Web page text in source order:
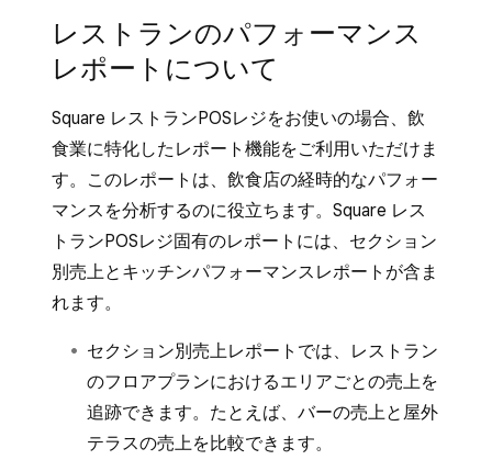
レストランのパフォーマンス
レポートについて
Square レストランPOSレジをお使いの場合、飲
食業に特化したレポート機能をご利用いただけま
す。このレポートは、飲食店の経時的なパフォー
マンスを分析するのに役立ちます。Square レス
トランPOSレジ固有のレポートには、セクション
別売上とキッチンパフォーマンスレポートが含ま
れます。
セクション別売上レポートでは、レストラン
のフロアプランにおけるエリアごとの売上を
追跡できます。たとえば、バーの売上と屋外
テラスの売上を比較できます。